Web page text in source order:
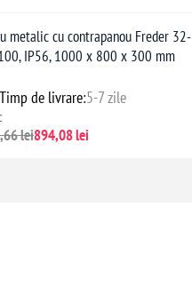
metalic cu contrapanou Freder 32-
IP56, 1000 x 800 x 300 mm
Timp de livrare:5-7 zile
lei894,08 lei